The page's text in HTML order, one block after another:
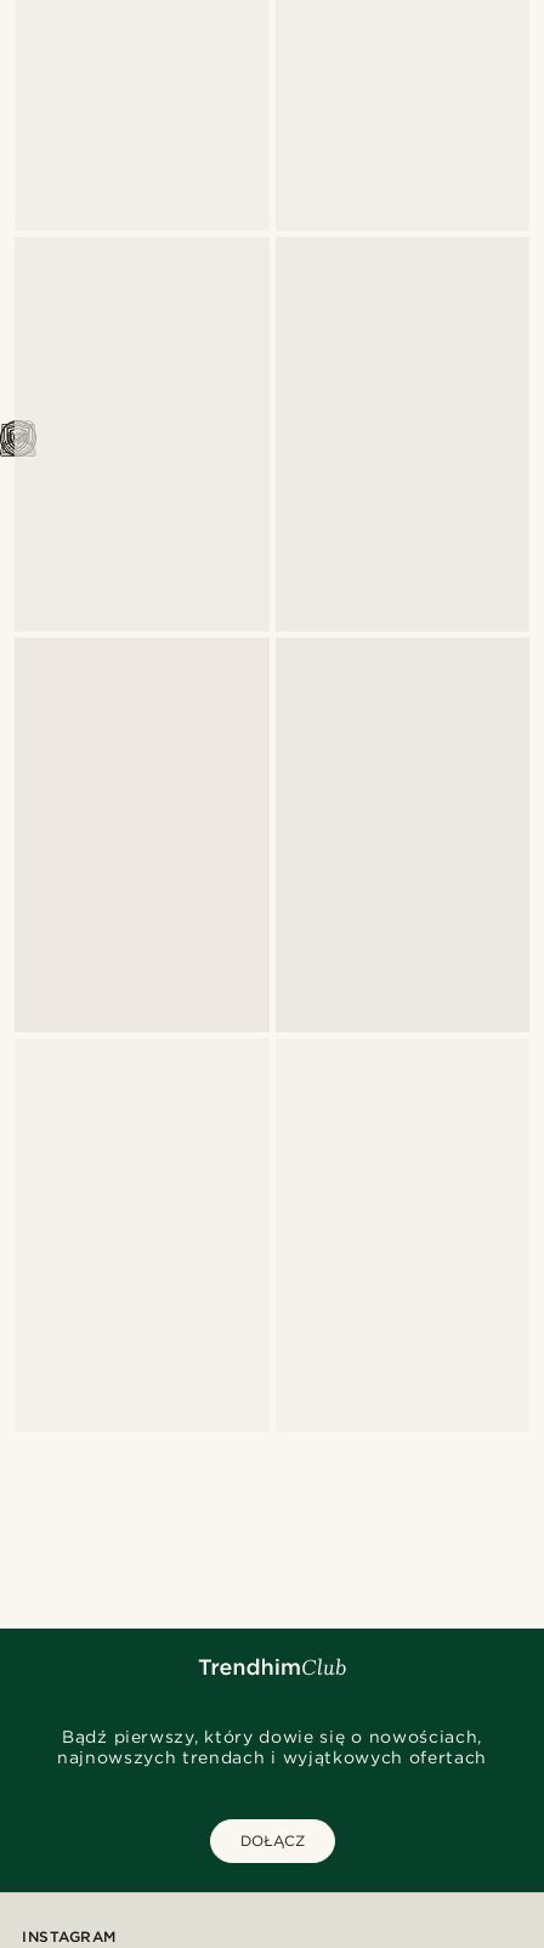
Bądź pierwszy, który dowie się o nowościach,
najnowszych trendach i wyjątkowych ofertach
DOŁĄCZ
INSTAGRAM